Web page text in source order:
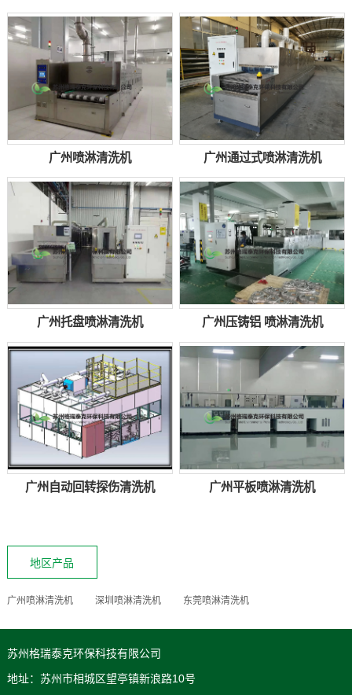
广州喷淋清洗机 广州通过式喷淋清洗机
广州托盘喷淋清洗机 广州压铸铝 喷淋清洗机
广州自动回转探伤清洗机 广州平板喷淋清洗机
地区产品
广州喷淋清洗机 深圳喷淋清洗机 东莞喷淋清洗机
苏州格瑞泰克环保科技有限公司
地址：苏州市相城区望亭镇新浪路10号